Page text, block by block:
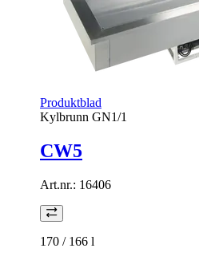
Produktblad
Kylbrunn GN1/1
CW5
Art.nr.: 16406
170 / 166 l